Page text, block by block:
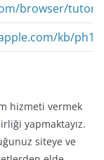
browser/
kb/
hizmeti vermek
yapmaktayız.
siteye ve